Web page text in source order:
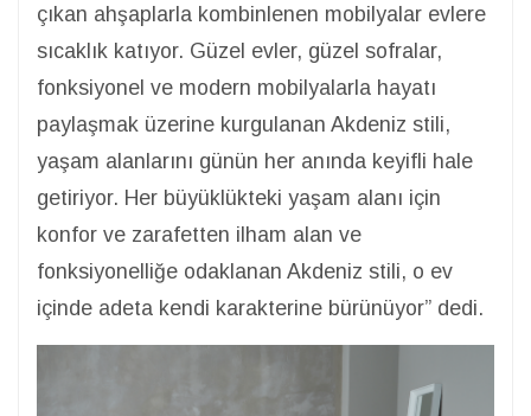
çıkan ahşaplarla kombinlenen mobilyalar evlere
sıcaklık katıyor. Güzel evler, güzel sofralar,
fonksiyonel ve modern mobilyalarla hayatı
paylaşmak üzerine kurgulanan Akdeniz stili,
yaşam alanlarını günün her anında keyifli hale
getiriyor. Her büyüklükteki yaşam alanı için
konfor ve zarafetten ilham alan ve
fonksiyonelliğe odaklanan Akdeniz stili, o ev
içinde adeta kendi karakterine bürünüyor” dedi.